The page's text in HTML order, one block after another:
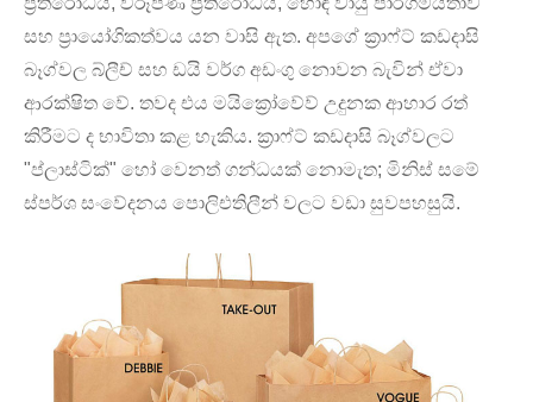
සහ ප්‍රායෝගිකත්වය යන වාසි ඇත. අපගේ ක්‍රාෆ්ට් කඩදාසි
බෑග්වල බ්ලීච් සහ ඩයි වර්ග අඩංගු නොවන බැවින් ඒවා
ආරක්ෂිත වේ. තවද එය මයික්‍රෝවේව් උදුනක ආහාර රත්
කිරීමට ද භාවිතා කළ හැකිය. ක්‍රාෆ්ට් කඩදාසි බෑග්වලට
"ප්ලාස්ටික්" හෝ වෙනත් ගන්ධයක් නොමැත; මිනිස් සමේ
ස්පර්ශ සංවේදනය පොලිඑතිලීන් වලට වඩා සුවපහසුයි.